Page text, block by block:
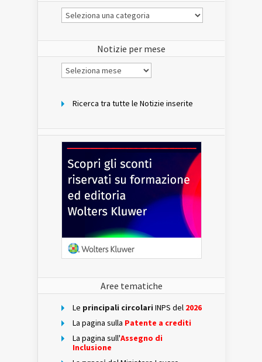
Le
Notizie
Notizie per mese
Notizie
per
Ricerca tra tutte le Notizie inserite
Aree tematiche
Le principali circolari INPS del 2026
La pagina sulla Patente a crediti
La pagina sull'Assegno di
Inclusione